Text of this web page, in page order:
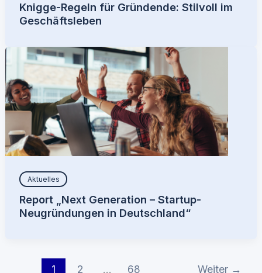
Knigge-Regeln für Gründende: Stilvoll im
Geschäftsleben
Aktuelles
Report „Next Generation – Startup-
Neugründungen in Deutschland“
1 2 … 68 Weiter →